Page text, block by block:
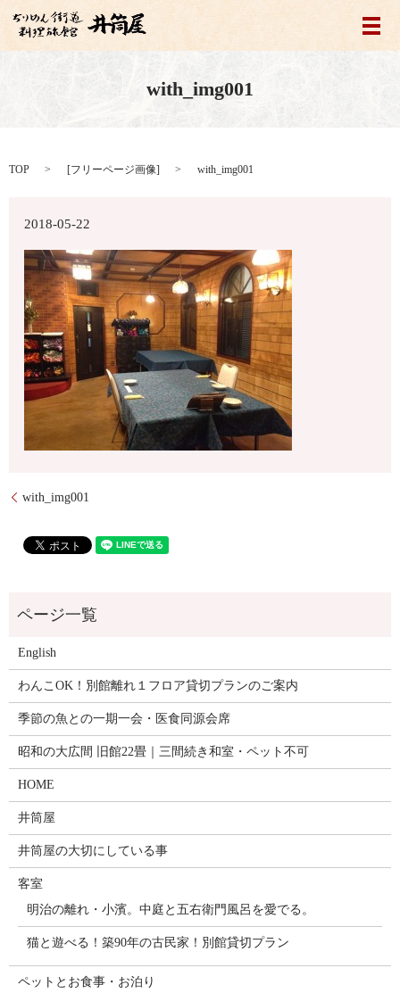
メ
with_img001
TOP [フリーページ画像] with_img001
2018-05-22
with_img001
English
わんこOK！別館離れ１フロア貸切プランのご案内
季節の魚との一期一会・医食同源会席
昭和の大広間 旧館22畳｜三間続き和室・ペット不可
HOME
井筒屋
井筒屋の大切にしている事
客室
明治の離れ・小濱。中庭と五右衛門風呂を愛でる。
猫と遊べる！築90年の古民家！別館貸切プラン
ペットとお食事・お泊り